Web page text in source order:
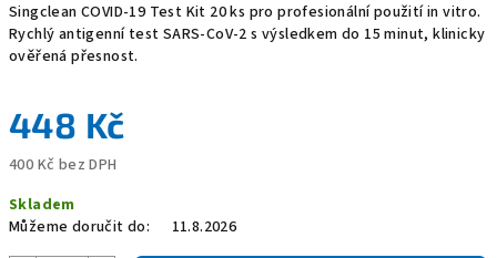
Singclean COVID-19 Test Kit 20 ks pro profesionální použití in vitro.
Rychlý antigenní test SARS-CoV-2 s výsledkem do 15 minut, klinicky
ověřená přesnost.
448 Kč
400 Kč bez DPH
cena:
Skladem
Můžeme doručit do:
11.8.2026